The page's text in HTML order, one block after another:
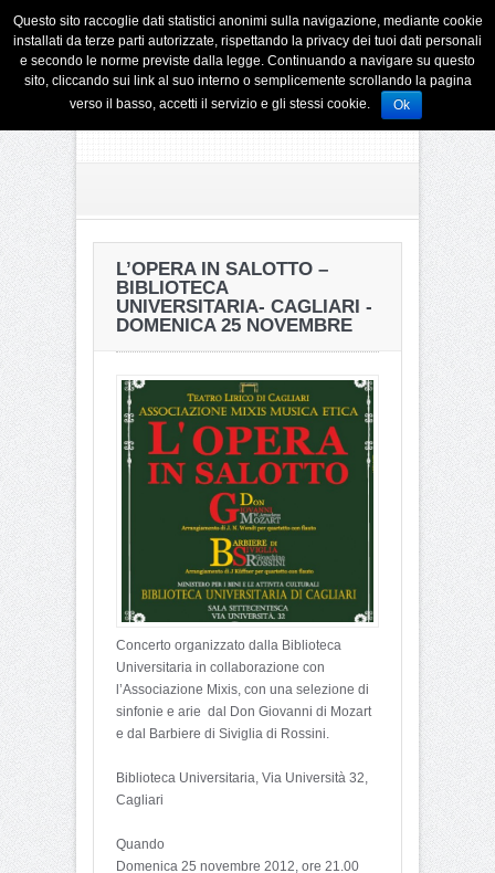
L’OPERA IN SALOTTO –
BIBLIOTECA
UNIVERSITARIA- CAGLIARI -
DOMENICA 25 NOVEMBRE
Concerto organizzato dalla Biblioteca
Universitaria in collaborazione con
l’Associazione Mixis, con una selezione di
sinfonie e arie dal Don Giovanni di Mozart
e dal Barbiere di Siviglia di Rossini.
Biblioteca Universitaria, Via Università 32,
Cagliari
Quando
Domenica 25 novembre 2012, ore 21.00
Questo sito raccoglie dati statistici anonimi sulla navigazione, mediante cookie
installati da terze parti autorizzate, rispettando la privacy dei tuoi dati personali
e secondo le norme previste dalla legge. Continuando a navigare su questo
sito, cliccando sui link al suo interno o semplicemente scrollando la pagina
verso il basso, accetti il servizio e gli stessi cookie.
Ok